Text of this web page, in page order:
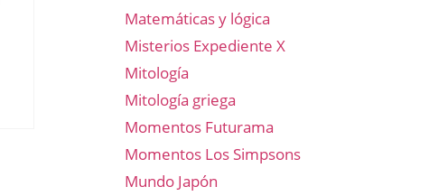
Matemáticas y lógica
Misterios Expediente X
Mitología
Mitología griega
Momentos Futurama
Momentos Los Simpsons
Mundo Japón